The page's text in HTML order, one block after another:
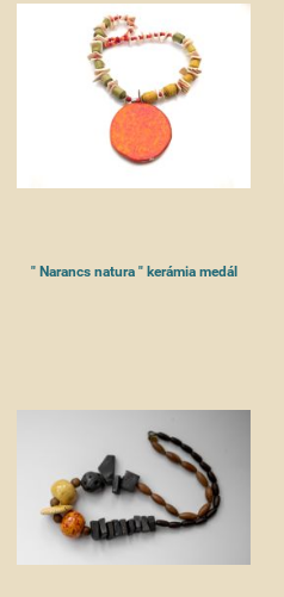
" Narancs natura " kerámia medál